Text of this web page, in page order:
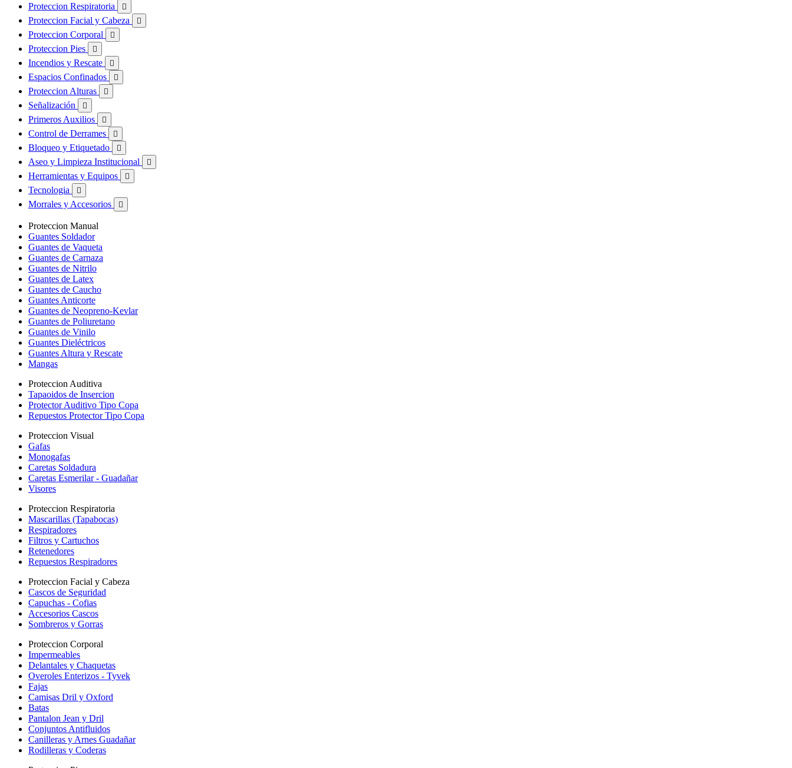
Proteccion Respiratoria 
Proteccion Facial y Cabeza 
Proteccion Corporal 
Proteccion Pies 
Incendios y Rescate 
Espacios Confinados 
Proteccion Alturas 
Señalización 
Primeros Auxilios 
Control de Derrames 
Bloqueo y Etiquetado 
Aseo y Limpieza Institucional 
Herramientas y Equipos 
Tecnologia 
Morrales y Accesorios 
Proteccion Manual
Guantes Soldador
Guantes de Vaqueta
Guantes de Carnaza
Guantes de Nitrilo
Guantes de Latex
Guantes de Caucho
Guantes Anticorte
Guantes de Neopreno-Kevlar
Guantes de Poliuretano
Guantes de Vinilo
Guantes Dieléctricos
Guantes Altura y Rescate
Mangas
Proteccion Auditiva
Tapaoidos de Insercion
Protector Auditivo Tipo Copa
Repuestos Protector Tipo Copa
Proteccion Visual
Gafas
Monogafas
Caretas Soldadura
Caretas Esmerilar - Guadañar
Visores
Proteccion Respiratoria
Mascarillas (Tapabocas)
Respiradores
Filtros y Cartuchos
Retenedores
Repuestos Respiradores
Proteccion Facial y Cabeza
Cascos de Seguridad
Capuchas - Cofias
Accesorios Cascos
Sombreros y Gorras
Proteccion Corporal
Impermeables
Delantales y Chaquetas
Overoles Enterizos - Tyvek
Fajas
Camisas Dril y Oxford
Batas
Pantalon Jean y Dril
Conjuntos Antifluidos
Canilleras y Arnes Guadañar
Rodilleras y Coderas